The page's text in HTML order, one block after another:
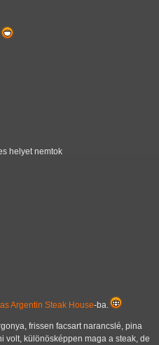
helyet nemtok
Argentin Steak House-ba.
frissen facsart narancslé, pina
volt, különösképpen maga a steak, de